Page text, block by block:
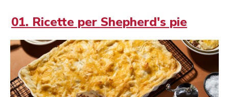
01. Ricette per Shepherd's pie